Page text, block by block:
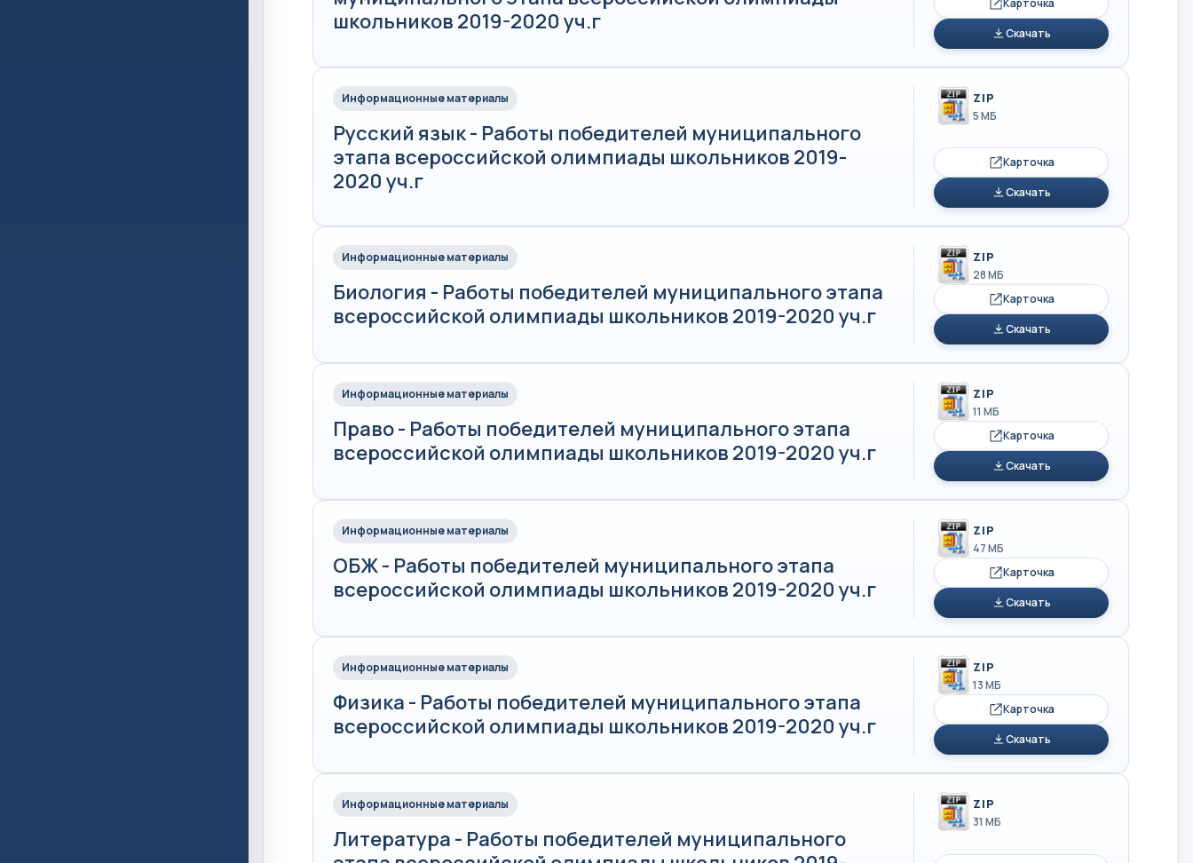
школьников 2019-2020 уч.г
Скачать
Информационные материалы
Русский язык - Работы победителей муниципального
этапа всероссийской олимпиады школьников 2019-
2020 уч.г
ZIP
5 МБ
Карточка
Скачать
Информационные материалы
Биология - Работы победителей муниципального этапа
всероссийской олимпиады школьников 2019-2020 уч.г
ZIP
28 МБ
Карточка
Скачать
Информационные материалы
Право - Работы победителей муниципального этапа
всероссийской олимпиады школьников 2019-2020 уч.г
ZIP
11 МБ
Карточка
Скачать
Информационные материалы
ОБЖ - Работы победителей муниципального этапа
всероссийской олимпиады школьников 2019-2020 уч.г
ZIP
47 МБ
Карточка
Скачать
Информационные материалы
Физика - Работы победителей муниципального этапа
всероссийской олимпиады школьников 2019-2020 уч.г
ZIP
13 МБ
Карточка
Скачать
Информационные материалы
Литература - Работы победителей муниципального
ZIP
31 МБ